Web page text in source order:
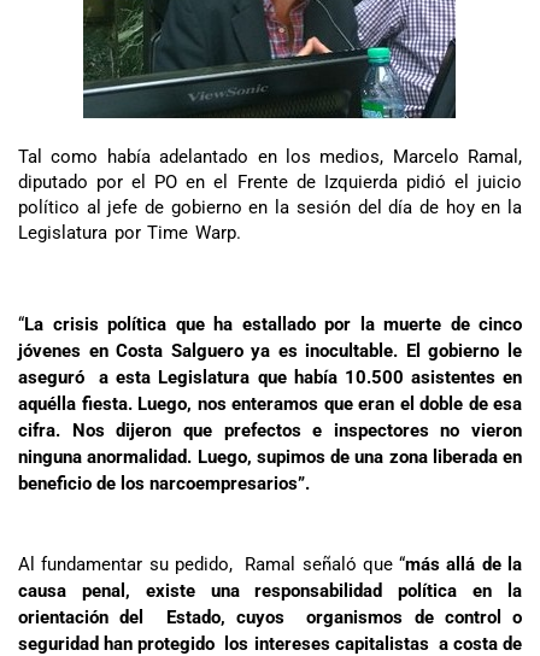
Tal como había adelantado en los medios, Marcelo Ramal,
diputado por el PO en el Frente de Izquierda pidió el juicio
político al jefe de gobierno en la sesión del día de hoy en la
Legislatura por Time Warp.
“La crisis política que ha estallado por la muerte de cinco
jóvenes en Costa Salguero ya es inocultable. El gobierno le
aseguró a esta Legislatura que había 10.500 asistentes en
aquélla fiesta. Luego, nos enteramos que eran el doble de esa
cifra. Nos dijeron que prefectos e inspectores no vieron
ninguna anormalidad. Luego, supimos de una zona liberada en
beneficio de los narcoempresarios”.
Al fundamentar su pedido, Ramal señaló que “más allá de la
causa penal, existe una responsabilidad política en la
orientación del Estado, cuyos organismos de control o
seguridad han protegido los intereses capitalistas a costa de